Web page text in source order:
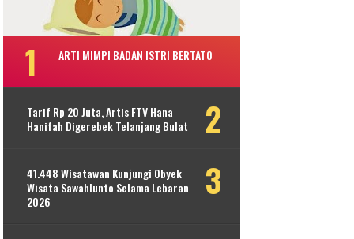
ARTI MIMPI BADAN ISTRI BERTATO
Tarif Rp 20 Juta, Artis FTV Hana
Hanifah Digerebek Telanjang Bulat
41.448 Wisatawan Kunjungi Obyek
Wisata Sawahlunto Selama Lebaran
2026